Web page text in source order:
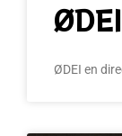
ØDEI en